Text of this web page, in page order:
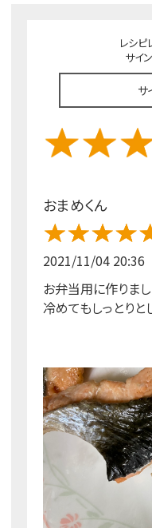
レシピ
サイ
サ
おまめくん
2021/11/04 20:36
お弁当用に作りま
冷めてもしっとりと